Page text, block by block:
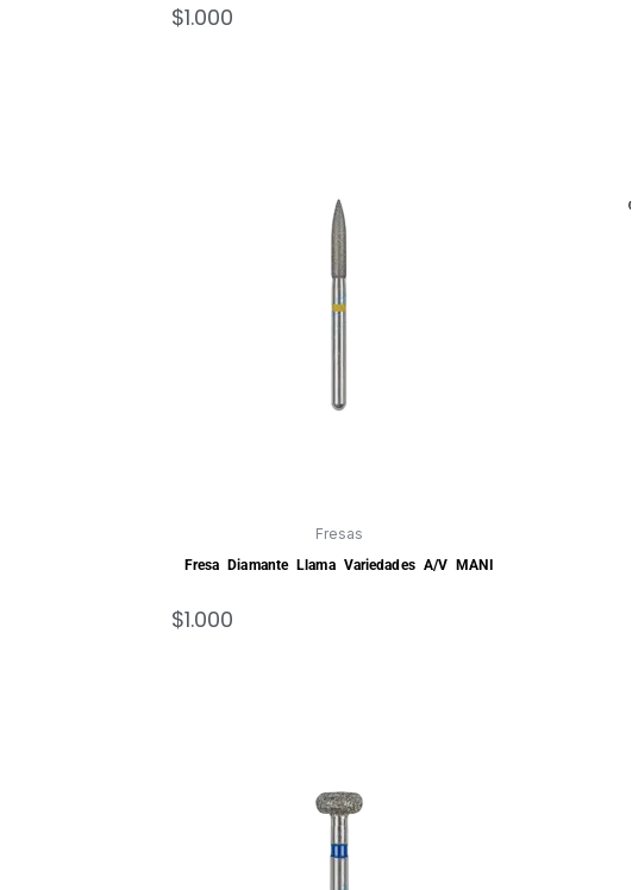
$1.000
Fresas
Fresa Diamante Llama Variedades A/V MANI
$1.000